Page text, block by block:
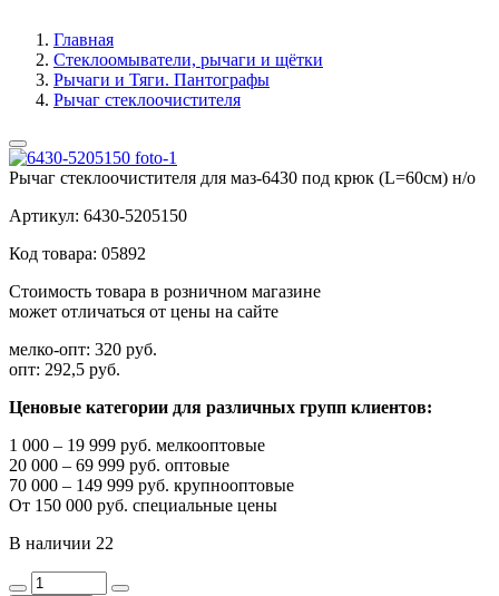
Главная
Стеклоомыватели, рычаги и щётки
Рычаги и Тяги. Пантографы
Рычаг стеклоочистителя
Рычаг стеклоочистителя для маз-6430 под крюк (L=60см) н/о
Артикул: 6430-5205150
Код товара: 05892
Стоимость товара в розничном магазине
может отличаться от цены на сайте
мелко-опт: 320 руб.
опт: 292,5 руб.
Ценовые категории для различных групп клиентов:
1 000 – 19 999 руб. мелкооптовые
20 000 – 69 999 руб. оптовые
70 000 – 149 999 руб. крупнооптовые
От 150 000 руб. специальные цены
В наличии 22